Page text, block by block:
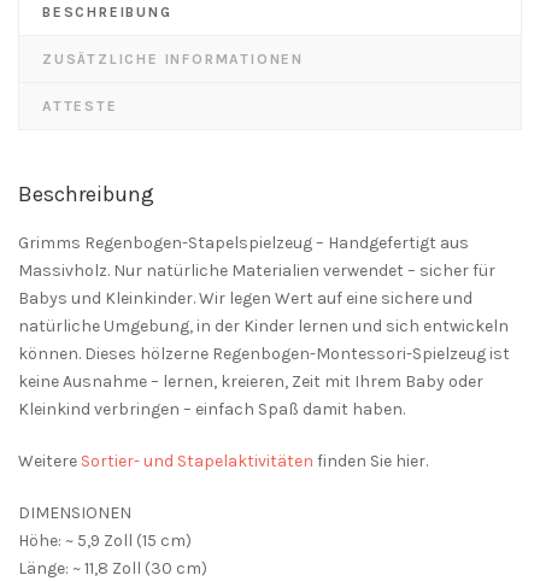
BESCHREIBUNG
ZUSÄTZLICHE INFORMATIONEN
ATTESTE
Beschreibung
Grimms Regenbogen-Stapelspielzeug – Handgefertigt aus
Massivholz. Nur natürliche Materialien verwendet – sicher für
Babys und Kleinkinder. Wir legen Wert auf eine sichere und
natürliche Umgebung, in der Kinder lernen und sich entwickeln
können. Dieses hölzerne Regenbogen-Montessori-Spielzeug ist
keine Ausnahme – lernen, kreieren, Zeit mit Ihrem Baby oder
Kleinkind verbringen – einfach Spaß damit haben.
Weitere Sortier- und Stapelaktivitäten finden Sie hier.
DIMENSIONEN
Höhe: ~ 5,9 Zoll (15 cm)
Länge: ~ 11,8 Zoll (30 cm)